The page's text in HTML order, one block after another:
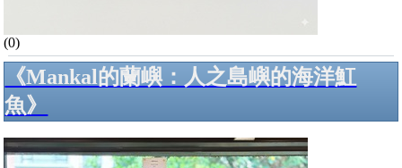
(0)
《Mankal的蘭嶼：人之島嶼的海洋魟
魚》